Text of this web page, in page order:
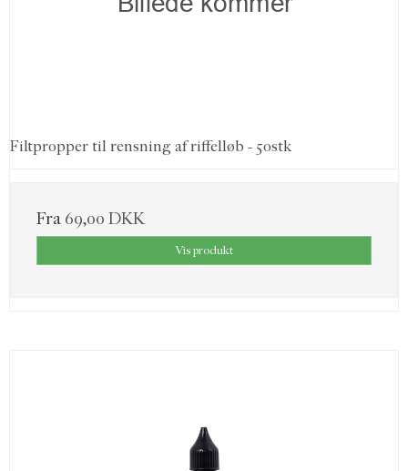
Filtpropper til rensning af riffelløb - 50stk
Fra 69,00 DKK
Vis produkt